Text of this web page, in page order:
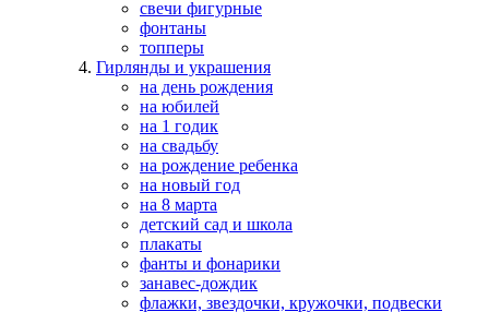
свечи фигурные
фонтаны
топперы
Гирлянды и украшения
на день рождения
на юбилей
на 1 годик
на свадьбу
на рождение ребенка
на новый год
на 8 марта
детский сад и школа
плакаты
фанты и фонарики
занавес-дождик
флажки, звездочки, кружочки, подвески